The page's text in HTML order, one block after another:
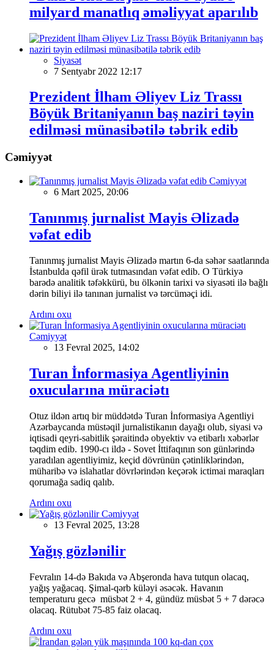
milyard manatlıq əməliyyat aparılıb
Siyasət
7 Sentyabr 2022 12:17
Prezident İlham Əliyev Liz Trassı
Böyük Britaniyanın baş naziri təyin
edilməsi münasibətilə təbrik edib
Cəmiyyət
Cəmiyyət
6 Mart 2025, 20:06
Tanınmış jurnalist Mayis Əlizadə
vəfat edib
Tanınmış jurnalist Mayis Əlizadə martın 6-da səhər saatlarında
İstanbulda qəfil ürək tutmasından vəfat edib. O Türkiyə
barədə analitik təfəkkürü, bu ölkənin tarixi və siyasəti ilə bağlı
dərin biliyi ilə tanınan jurnalist və tərcüməçi idi.
Ardını oxu
Cəmiyyət
13 Fevral 2025, 14:02
Turan İnformasiya Agentliyinin
oxucularına müraciətı
Otuz ildən artıq bir müddətdə Turan İnformasiya Agentliyi
Azərbaycanda müstəqil jurnalistikanın dayağı olub, siyasi və
iqtisadi qeyri-sabitlik şəraitində obyektiv və etibarlı xəbərlər
təqdim edib. 1990-cı ildə - Sovet İttifaqının son günlərində
yaradılan agentliyimiz, keçid dövrünün çətinliklərindən,
müharibə və islahatlar dövrlərindən keçərək ictimai maraqları
qorumağa sadiq qalıb.
Ardını oxu
Cəmiyyət
13 Fevral 2025, 13:28
Yağış gözlənilir
Fevralın 14-də Bakıda və Abşeronda hava tutqun olacaq,
yağış yağacaq. Şimal-qərb küləyi əsəcək. Havanın
temperaturu gecə müsbət 2 + 4, gündüz müsbət 5 + 7 dərəcə
olacaq. Rütubət 75-85 faiz olacaq.
Ardını oxu